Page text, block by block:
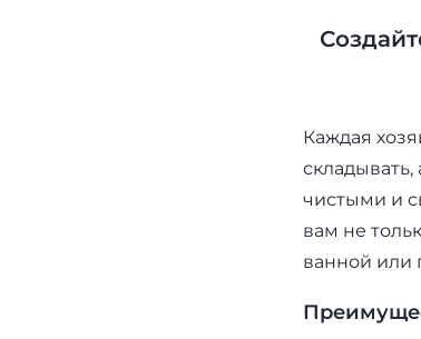
Каждая
чистыми и
вам не
ванной или